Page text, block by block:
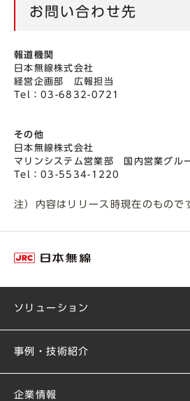
お問い合わせ先
報道機関
日本無線株式会社
経営企画部 広報担当
Tel：03-6832-0721
その他
日本無線株式会社
マリンシステム営業部 国内営業グル
Tel：03-5534-1220
注）内容はリリース時現在のもので
ソリューション
事例・技術紹介
企業情報